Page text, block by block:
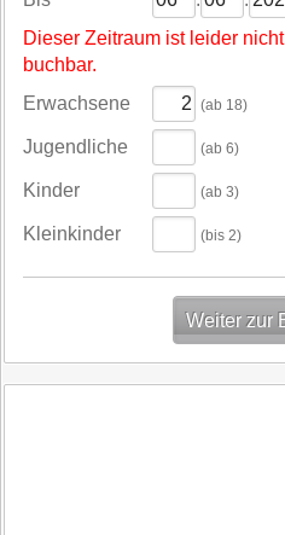
Dieser Zeitraum ist leider nicht
buchbar.
Erwachsene
(ab 18)
Jugendliche (ab 6)
Kinder (ab 3)
Kleinkinder (bis 2)